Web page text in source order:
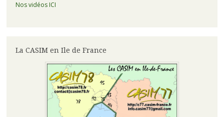
Nos vidéos ICI
La CASIM en Ile de France